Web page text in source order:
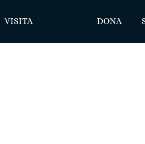
VISITA DONA